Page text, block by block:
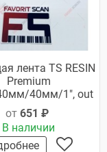
лента TS RESIN
Premium
40мм/1", out
от 651 ₽
В наличии